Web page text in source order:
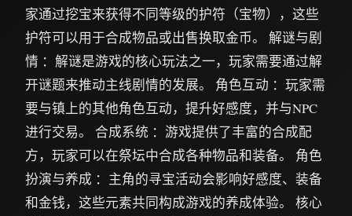
家通过挖宝来获得不同等级的护符（宝物），这些
护符可以用于合成物品或出售换取金币。 解谜与剧
情 ：解谜是游戏的核心玩法之一，玩家需要通过解
开谜题来推动主线剧情的发展。 角色互动 ：玩家需
要与镇上的其他角色互动，提升好感度，并与NPC
进行交易。 合成系统 ：游戏提供了丰富的合成配
方，玩家可以在祭坛中合成各种物品和装备。 角色
扮演与养成 ：主角的寻宝活动会影响好感度、装备
和金钱，这些元素共同构成游戏的养成体验。 核心